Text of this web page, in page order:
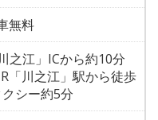
無料
之江」ICから約10分
「川之江」駅から徒歩
シー約5分